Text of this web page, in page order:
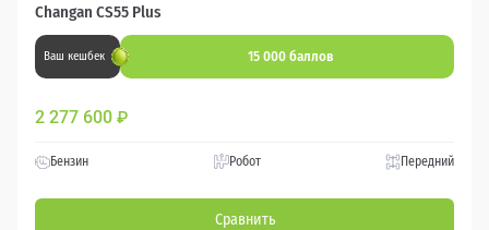
Changan CS55 Plus
Ваш кешбек 15 000 баллов
2 277 600 ₽
Бензин Робот Передний
Сравнить